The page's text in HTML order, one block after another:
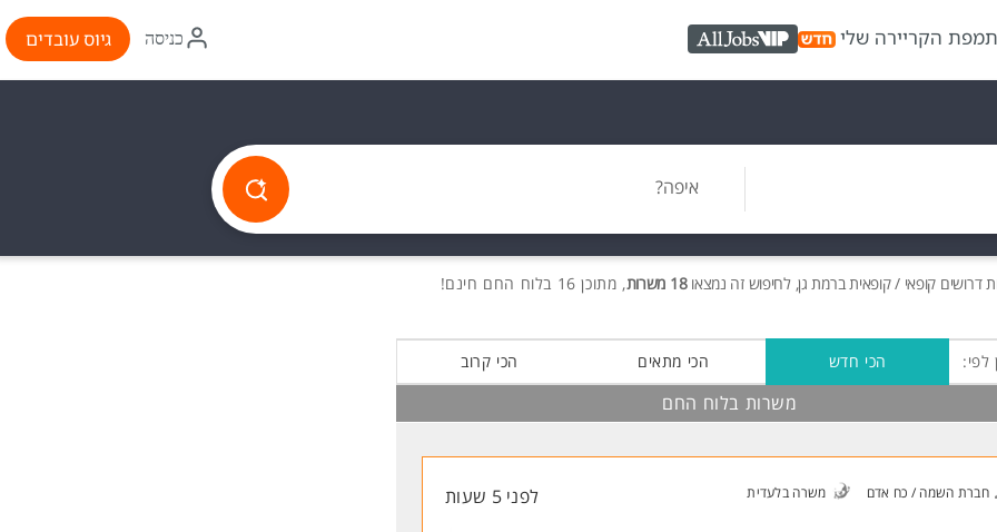
מפת הקריירה שלי AllJobs VIP
איקון
התחברות
כניסה גיוס עובדים
איפה?
דרושים קופאי / קופאית ברמת גן, לחיפוש זה נמצאו18 משרות , מתוכן 16 בלוח החם חינם!
לפי: הכי חדש הכי מתאים הכי קרוב
משרות בלוח החם
חברת השמה / כח אדם משרה בלעדית לפני 5 שעות